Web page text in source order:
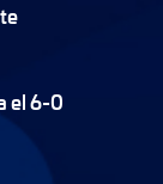
el 6-0